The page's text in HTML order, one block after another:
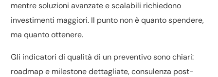
mentre soluzioni avanzate e scalabili richiedono
investimenti maggiori. Il punto non è quanto spendere,
ma quanto ottenere.
Gli indicatori di qualità di un preventivo sono chiari:
roadmap e milestone dettagliate, consulenza post-